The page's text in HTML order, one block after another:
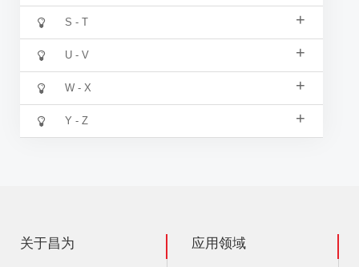
S - T +
U - V +
W - X +
Y - Z +
关于昌为 应用领域